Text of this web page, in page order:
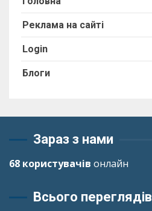
Реклама на сайті
Login
Блоги
Зараз з нами
68 користувачів онлайн
Всього переглядів